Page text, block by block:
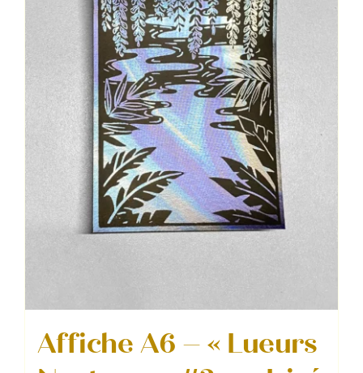
Affiche A6 – « Lueurs